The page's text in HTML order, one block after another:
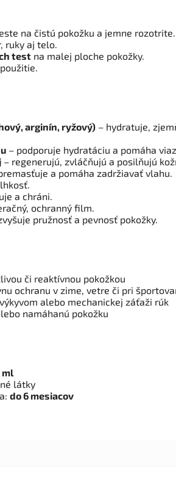
na čistú pokožku a jemne rozotrite.
ruky aj telo.
test na malej ploche pokožky.
arginín, ryžový) – hydratuje,
– podporuje hydratáciu a pomáha
– regenerujú, zvláčňujú a posilňujú
a pomáha zadržiavať vlahu.
a chráni.
ochranný film.
pružnosť a pevnosť pokožky.
či reaktívnou pokožkou
ochranu v zime, vetre či pri
alebo mechanickej záťaži rúk
namáhanú pokožku
ml
látky
do 6 mesiacov